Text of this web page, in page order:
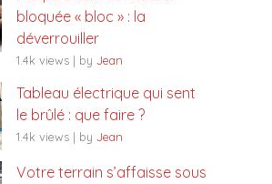
bloquée « bloc » : la
déverrouiller
1.4k views | by Jean
Tableau électrique qui sent
le brûlé : que faire ?
1.4k views | by Jean
Votre terrain s’affaisse sous